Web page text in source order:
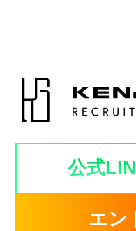
公式
エン